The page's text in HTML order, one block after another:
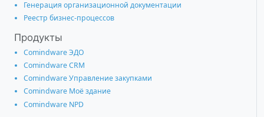
Генерация организационной документации
Реестр бизнес-процессов
Продукты
Comindware ЭДО
Comindware CRM
Comindware Управление закупками
Comindware Моё здание
Comindware NPD